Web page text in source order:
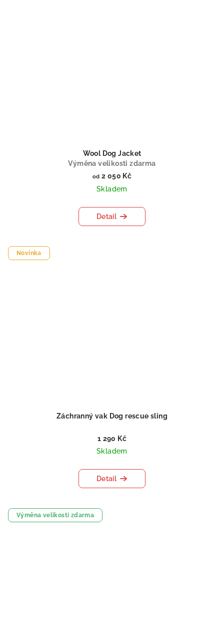
Wool Dog Jacket
Výměna velikosti zdarma
od 2 050 Kč
Skladem
Detail
Novinka
Záchranný vak Dog rescue sling
1 290 Kč
Skladem
Detail
Výměna velikosti zdarma